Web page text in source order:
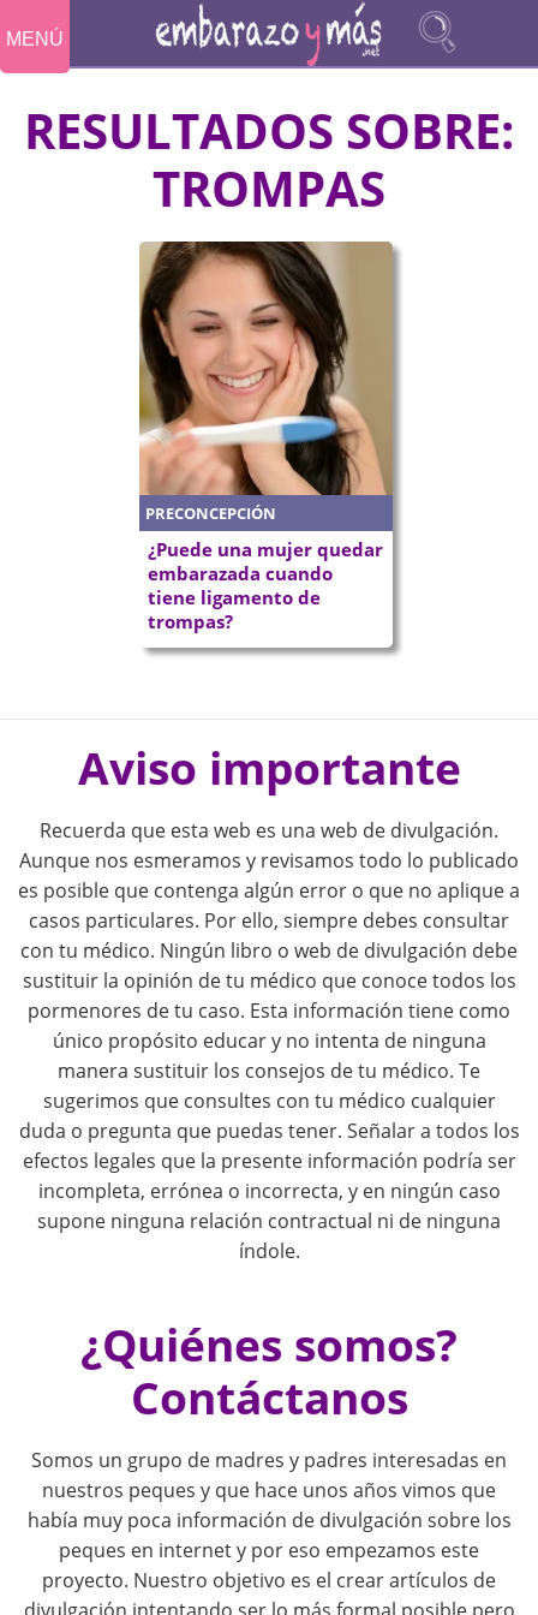
MENÚ
RESULTADOS SOBRE:
TROMPAS
PRECONCEPCIÓN
¿Puede una mujer quedar
embarazada cuando
tiene ligamento de
trompas?
P
a
g
Aviso importante
Recuerda que esta web es una web de divulgación.
Aunque nos esmeramos y revisamos todo lo publicado
es posible que contenga algún error o que no aplique a
casos particulares. Por ello, siempre debes consultar
con tu médico. Ningún libro o web de divulgación debe
sustituir la opinión de tu médico que conoce todos los
pormenores de tu caso. Esta información tiene como
único propósito educar y no intenta de ninguna
manera sustituir los consejos de tu médico. Te
sugerimos que consultes con tu médico cualquier
duda o pregunta que puedas tener. Señalar a todos los
efectos legales que la presente información podría ser
incompleta, errónea o incorrecta, y en ningún caso
supone ninguna relación contractual ni de ninguna
índole.
¿Quiénes somos?
Contáctanos
Somos un grupo de madres y padres interesadas en
nuestros peques y que hace unos años vimos que
había muy poca información de divulgación sobre los
peques en internet y por eso empezamos este
proyecto. Nuestro objetivo es el crear artículos de